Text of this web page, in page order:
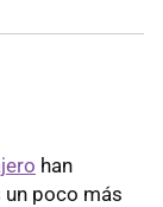
han
poco más